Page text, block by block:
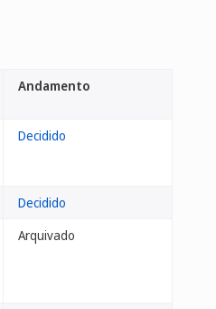
Andamento
Decidido
Decidido
Arquivado